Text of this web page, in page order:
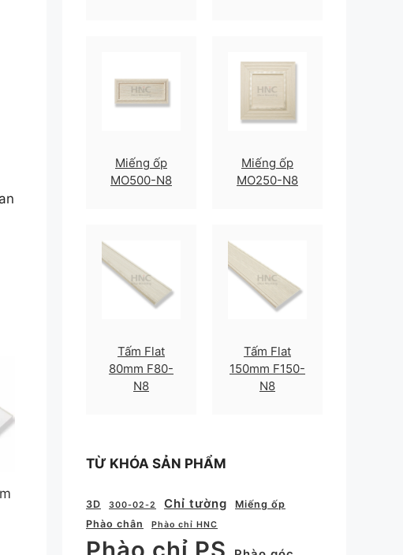
Miếng ốp
MO500-N8
Miếng ốp
MO250-N8
Tấm Flat
80mm F80-
N8
Tấm Flat
150mm F150-
N8
TỪ KHÓA SẢN PHẨM
3D 300-02-2 Chỉ tường
Miếng ốp
Phào chân
Phào chỉ HNC